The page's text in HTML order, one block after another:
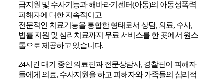
급지원 및 수사기능과 해바라기센터(아동)의 아동성폭력
피해자에 대한 지속적이고
전문적인 치료기능을 통합한 형태로서 상담, 의료, 수사,
법률 지원 및 심리치료까지 무료 서비스를 한 곳에서 원스
톱으로 제공하고 있습니다.
24시간 대기 중인 의료진과 전문상담사, 경찰관이 피해자
들에게 의료, 수사지원을 하고 피해자와 가족들의 심리적